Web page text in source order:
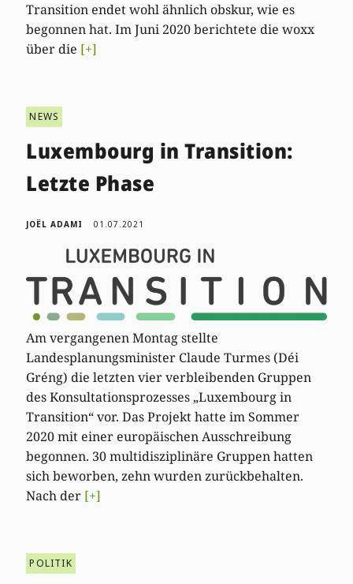
Transition endet wohl ähnlich obskur, wie es
begonnen hat. Im Juni 2020 berichtete die woxx
über die [+]
NEWS
Luxembourg in Transition:
Letzte Phase
JOËL ADAMI 01.07.2021
Am vergangenen Montag stellte
Landesplanungsminister Claude Turmes (Déi
Gréng) die letzten vier verbleibenden Gruppen
des Konsultationsprozesses „Luxembourg in
Transition“ vor. Das Projekt hatte im Sommer
2020 mit einer europäischen Ausschreibung
begonnen. 30 multidisziplinäre Gruppen hatten
sich beworben, zehn wurden zurückbehalten.
Nach der [+]
POLITIK